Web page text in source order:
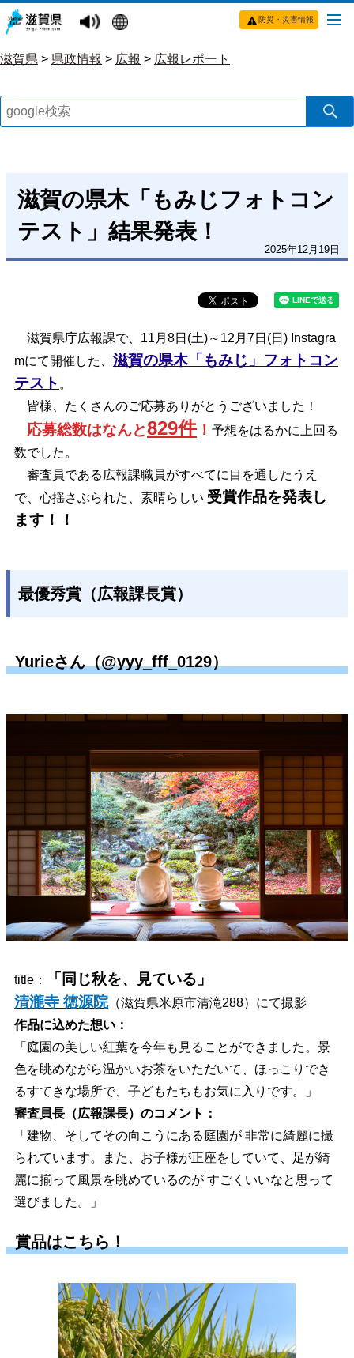
防災・災害情報
滋賀県 > 県政情報 > 広報 > 広報レポート
滋賀の県木「もみじフォトコン
テスト」結果発表！
2025年12月19日
滋賀県庁広報課で、11月8日(土)～12月7日(日) Instagra
mにて開催した、 滋賀の県木「もみじ」フォトコン
テスト 。
皆様、たくさんのご応募ありがとうございました！
応募総数はなんと829件！ 予想をはるかに上回る
数でした。
審査員である広報課職員がすべてに目を通したうえ
で、心揺さぶられた、素晴らしい 受賞作品を発表し
ます！！
最優秀賞（広報課長賞）
Yurieさん（@yyy_fff_0129）
title：
「同じ秋を、見ている」
清瀧寺 徳源院（滋賀県米原市清滝288）にて撮影
作品に込めた想い：
「庭園の美しい紅葉を今年も見ることができました。景
色を眺めながら温かいお茶をいただいて、ほっこりでき
るすてきな場所で、子どもたちもお気に入りです。」
審査員長（広報課長）のコメント：
「建物、そしてその向こうにある庭園が 非常に綺麗に撮
られています。また、お子様が正座をしていて、足が綺
麗に揃って風景を眺めているのが すごくいいなと思って
選びました。」
賞品はこちら！